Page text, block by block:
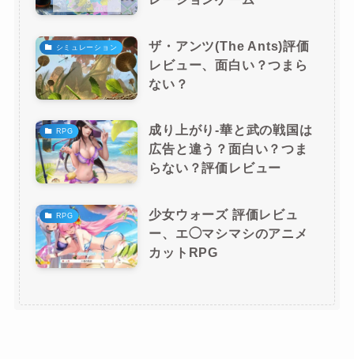
シミュレーション
ザ・アンツ(The Ants)評価
レビュー、面白い？つまら
ない？
RPG
成り上がり-華と武の戦国は
広告と違う？面白い？つま
らない？評価レビュー
RPG
少女ウォーズ 評価レビュ
ー、エ◯マシマシのアニメ
カットRPG